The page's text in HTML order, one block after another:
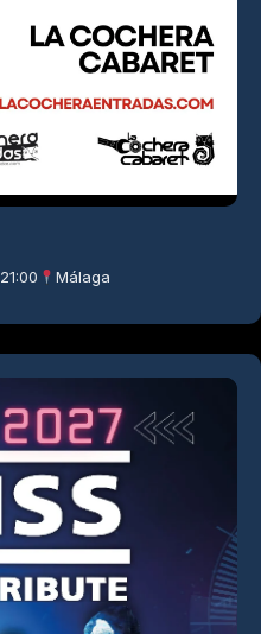
21:00 Málaga